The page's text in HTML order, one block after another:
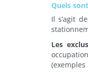
Quels
Il s’agit
Les